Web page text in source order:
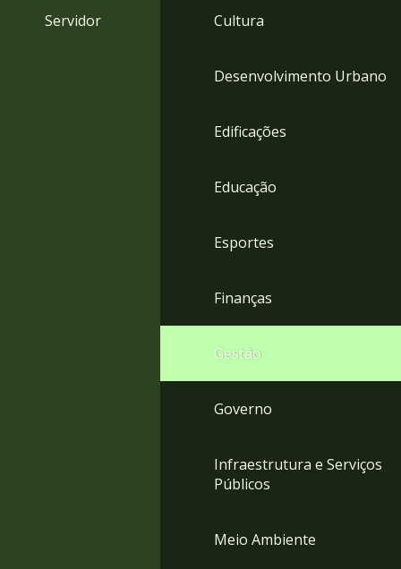
Servidor Cultura
Desenvolvimento Urbano
Edificações
Educação
Esportes
Finanças
Gestão
Governo
Infraestrutura e Serviços
Públicos
Meio Ambiente